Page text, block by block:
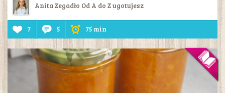
Anita Zegadło Od A do Z ugotujesz
7 5 75 min